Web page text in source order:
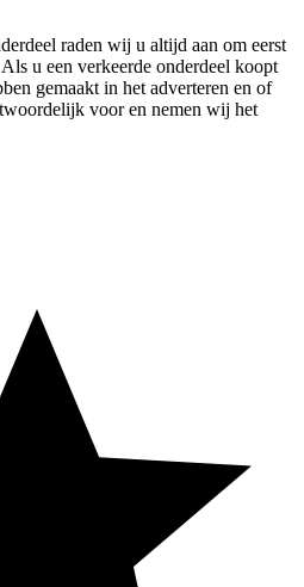
raden wij u altijd aan om eerst
u een verkeerde onderdeel koopt
gemaakt in het adverteren en of
voor en nemen wij het